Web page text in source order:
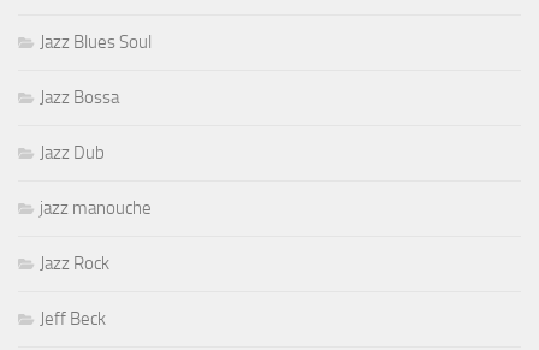
Jazz Blues Soul
Jazz Bossa
Jazz Dub
jazz manouche
Jazz Rock
Jeff Beck